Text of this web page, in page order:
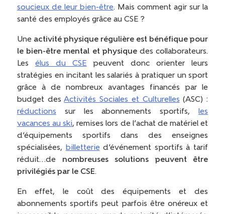
soucieux de leur bien-être. Mais comment agir sur la
santé des employés grâce au CSE ?
Une activité physique régulière est bénéfique pour
le bien-être mental et physiquedes collaborateurs.
Les élus du CSE peuvent donc orienter leurs
stratégies en incitant les salariés à pratiquer un sport
grâce à de nombreux avantages financés par le
budget desActivités Sociales et Culturelles (ASC) :
réductions sur les abonnements sportifs, les
vacances au ski, remises lors de l’achat de matériel et
d’équipements sportifs dans des enseignes
spécialisées,
billetterie d’événement sportifs à tarif
réduit…de nombreuses solutions peuvent être
privilégiés par le CSE.
En effet, le coût des équipements et des
abonnements sportifs peut parfois être onéreux et